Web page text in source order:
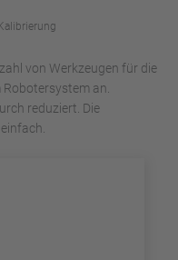
Kalibrierung
von Werkzeugen für die
an.
reduziert. Die